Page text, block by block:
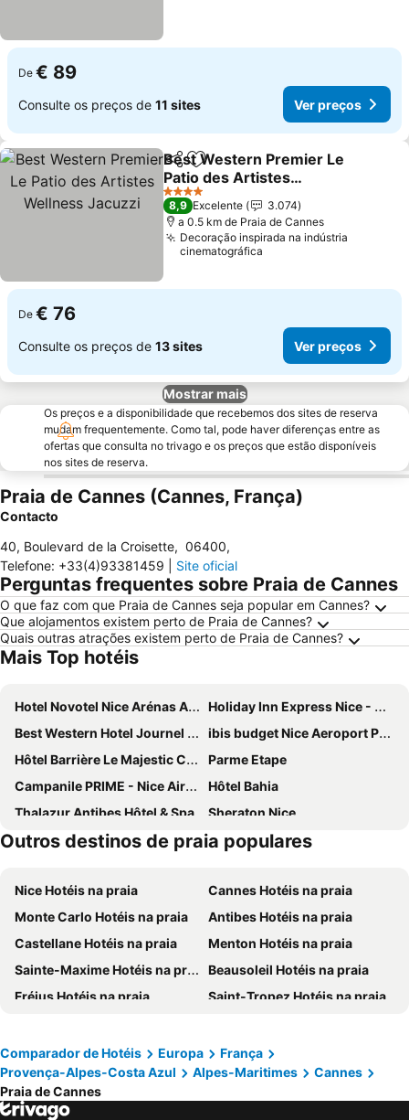
De € 89
Consulte os preços de 11 sites Ver preços
PartilharAdicionar aos favoritos
Best Western Premier Le
Patio des Artistes
Wellness Jacuzzi
Ver preços
4 Estrelas
8,9 Excelente
3.074
a 0.5 km de Praia de Cannes
Decoração inspirada na indústria
cinematográfica
De € 76
Consulte os preços de 13 sites Ver preços
Mostrar mais
Os preços e a disponibilidade que recebemos dos sites de reserva
mudam frequentemente. Como tal, pode haver diferenças entre as
ofertas que consulta no trivago e os preços que estão disponíveis
nos sites de reserva.
Praia de Cannes (Cannes, França)
Contacto
40, Boulevard de la Croisette, 06400,
Telefone: +33(4)93381459 Site oficial
Perguntas frequentes sobre Praia de Cannes
O que faz com que Praia de Cannes seja popular em Cannes?
Que alojamentos existem perto de Praia de Cannes?
Quais outras atrações existem perto de Praia de Cannes?
Mais Top hotéis
Hotel Novotel Nice Arénas Aéroport
Holiday Inn Express Nice - Grand Arenas By Ihg
Best Western Hotel Journel Antibes
ibis budget Nice Aeroport Promenade des Anglais
Hôtel Barrière Le Majestic Cannes
Parme Etape
Campanile PRIME - Nice Airport
Hôtel Bahia
Thalazur Antibes Hôtel & Spa
Sheraton Nice
Neho Suites Cannes Croisette
Holiday Inn Nice-Port St Laurent by IHG
L'Esterel
Moxy Antibes Sophia Antipolis
Residhome Nice Aeroport
Hotel des Victoires by Soniho
ibis Cannes Plage La Bocca
Résidence Héliotel Marine
Hotel Abrial by Soniho
Royal Antibes - Luxury Hotel, Résidence, Beach & Spa
OKKO Hotels Nice Aéroport
Novotel Suites Cannes Centre
Chanteclair
Eden Hotel & Spa
OKKO Hotels Cannes Centre
Crowne Plaza Nice - Grand Arenas By Ihg
Mercure Cannes Mandelieu
ibis Cannes Centre
Outros destinos de praia populares
Nice Hotéis na praia
Cannes Hotéis na praia
Monte Carlo Hotéis na praia
Antibes Hotéis na praia
Castellane Hotéis na praia
Menton Hotéis na praia
Sainte-Maxime Hotéis na praia
Beausoleil Hotéis na praia
Fréjus Hotéis na praia
Saint-Tropez Hotéis na praia
Sanremo Hotéis na praia
Cagnes-sur-Mer Hotéis na praia
Saint-Laurent-du-Var Hotéis na praia
San Bartolomeo al Mare Hotéis na praia
Cap d'Ail Hotéis na praia
Juan-les-Pins Hotéis na praia
Comparador de Hotéis Europa
França
Provença-Alpes-Costa Azul
Alpes-Maritimes
Cannes
Praia de Cannes